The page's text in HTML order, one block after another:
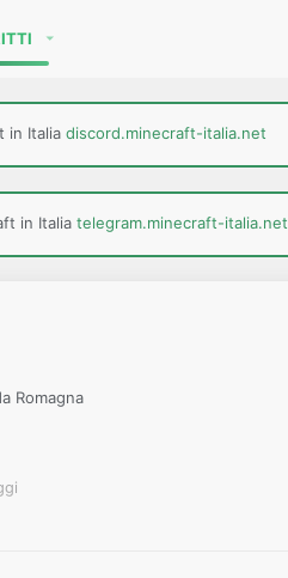
in Italia discord.minecraft-italia.net
in Italia telegram.minecraft-italia.net
Romagna